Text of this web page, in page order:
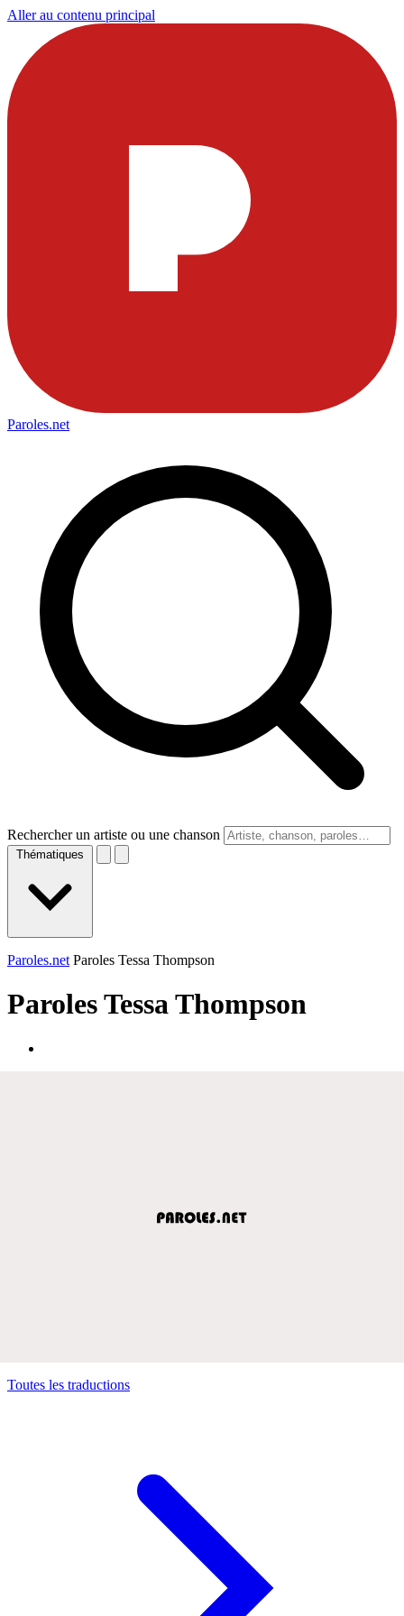
Aller au contenu principal
Paroles.net
Rechercher un artiste ou une chanson
Thématiques
Paroles.net Paroles Tessa Thompson
ParolesTessa Thompson
Toutes les traductions